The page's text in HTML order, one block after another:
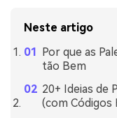
Neste artigo
Por que as
tão Bem
20+ Ideias de
(com Códigos